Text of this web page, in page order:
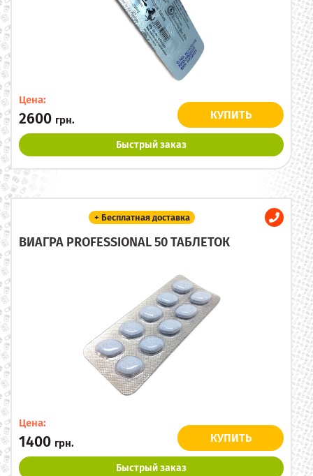
Цена:
2600 грн. КУПИТЬ
Быстрый заказ
+ Бесплатная доставка
ВИАГРА PROFESSIONAL 50 ТАБЛЕТОК
Цена:
1400 грн. КУПИТЬ
Быстрый заказ